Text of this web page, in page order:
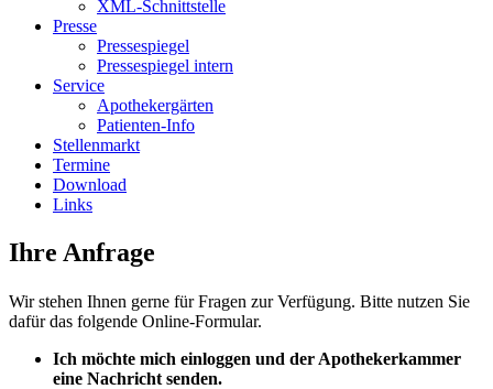
XML-Schnittstelle
Presse
Pressespiegel
Pressespiegel intern
Service
Apothekergärten
Patienten-Info
Stellenmarkt
Termine
Download
Links
Ihre Anfrage
Wir stehen Ihnen gerne für Fragen zur Verfügung. Bitte nutzen Sie
dafür das folgende Online-Formular.
Ich möchte mich einloggen und der Apothekerkammer
eine Nachricht senden.